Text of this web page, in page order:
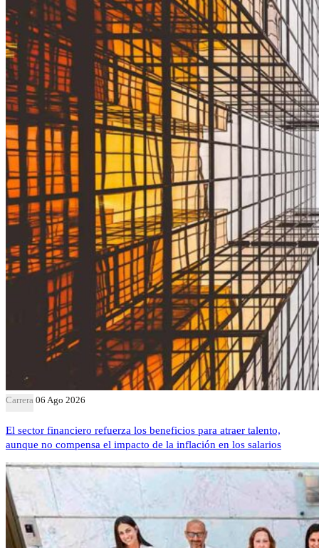
Carrera 06 Ago 2026
El sector financiero refuerza los beneficios para atraer talento,
aunque no compensa el impacto de la inflación en los salarios